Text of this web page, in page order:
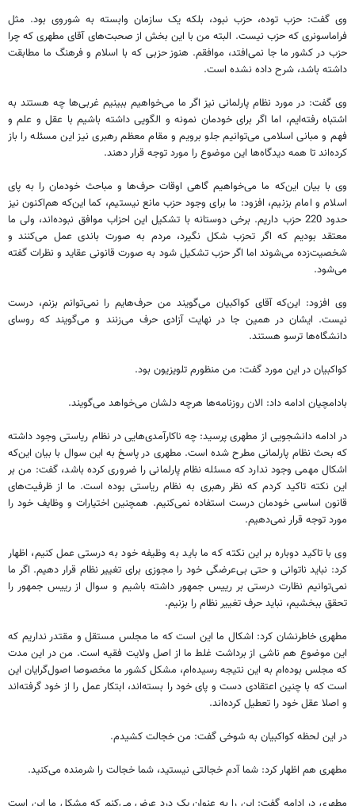
وی گفت: حزب توده، حزب نبود، بلکه یک سازمان وابسته به شوروی بود. مثل
فراماسونری که حزب نیست. البته من با این بخش از صحبت‌های آقای مطهری که چرا
حزب در کشور ما جا نمی‌افتد، موافقم. هنوز حزبی که با اسلام و فرهنگ ما مطابقت
داشته باشد، شرح داده نشده است.
وی گفت: در مورد نظام پارلمانی نیز اگر ما می‌خواهیم ببینیم غربی‌ها چه هستند به
اشتباه رفته‌ایم، اما اگر برای خودمان نمونه و الگویی داشته باشیم با عقل و علم و
فهم و مبانی اسلامی می‌توانیم جلو برویم و مقام معظم رهبری نیز این مسئله را باز
کرده‌اند تا همه دیدگاه‌ها این موضوع را مورد توجه قرار دهند.
وی با بیان این‌که ما می‌خواهیم گاهی اوقات حرف‌ها و مباحث خودمان را به پای
اسلام و امام بزنیم، افزود: ما برای وجود حزب مانع نیستیم، کما این‌که هم‌اکنون نیز
حدود 220 حزب داریم. برخی دوستانه با تشکیل این احزاب موافق نبوده‌اند، ولی ما
معتقد بودیم که اگر تحزب شکل نگیرد، مردم به صورت باندی عمل می‌کنند و
شخصیت‌زده می‌شوند اما اگر حزب تشکیل شود به صورت قانونی عقاید و نظرات گفته
می‌شود.
وی افزود: این‌که آقای کواکبیان می‌گویند من حرف‌هایم را نمی‌توانم بزنم، درست
نیست. ایشان در همین جا در نهایت آزادی حرف می‌زنند و می‌گویند که روسای
دانشگاه‌ها ترسو هستند.
کواکبیان در این مورد گفت: من منظورم تلویزیون بود.
بادامچیان ادامه داد: الان روزنامه‌ها هرچه دلشان می‌خواهد می‌گویند.
در ادامه دانشجویی از مطهری پرسید: چه ناکارآمدی‌هایی در نظام ریاستی وجود داشته
که بحث نظام پارلمانی مطرح شده است. مطهری در پاسخ به این سوال با بیان این‌که
اشکال مهمی وجود ندارد که مسئله نظام پارلمانی را ضروری کرده باشد، گفت: من بر
این نکته تاکید کردم که نظر رهبری به نظام ریاستی بوده است. ما از ظرفیت‌های
قانون اساسی خودمان درست استفاده نمی‌کنیم. همچنین اختیارات و وظایف خود را
مورد توجه قرار نمی‌دهیم.
وی با تاکید دوباره بر این نکته که ما باید به وظیفه خود به درستی عمل کنیم، اظهار
کرد: نباید ناتوانی و حتی بی‌عرضگی خود را مجوزی برای تغییر نظام قرار دهیم. اگر ما
نمی‌توانیم نظارت درستی بر رییس جمهور داشته باشیم و سوال از رییس جمهور را
تحقق ببخشیم، نباید حرف تغییر نظام را بزنیم.
مطهری خاطرنشان کرد: اشکال ما این است که ما مجلس مستقل و مقتدر نداریم که
این موضوع هم ناشی از برداشت غلط ما از اصل ولایت فقیه است. من در این مدت
که مجلس بوده‌ام به این نتیجه رسیده‌ام، مشکل کشور ما مخصوصا اصول‌گرایان این
است که با چنین اعتقادی دست و پای خود را بسته‌اند، ابتکار عمل را از خود گرفته‌اند
و اصلا عقل خود را تعطیل کرده‌اند.
در این لحظه کواکبیان به شوخی گفت: من خجالت کشیدم.
مطهری هم اظهار کرد: شما آدم خجالتی نیستید، شما خجالت را شرمنده می‌کنید.